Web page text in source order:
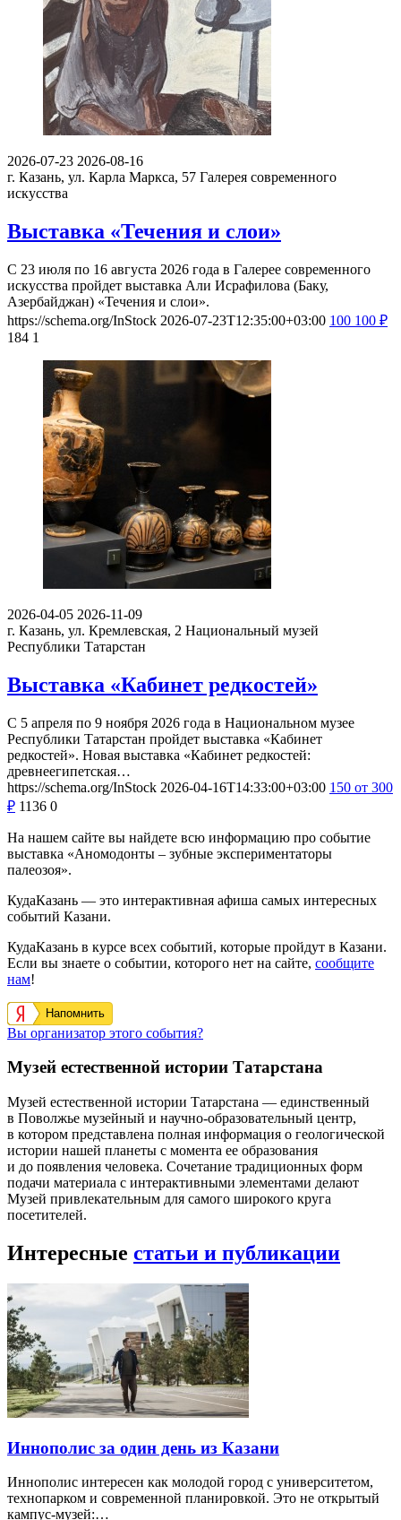
2026-07-23 2026-08-16
г. Казань, ул. Карла Маркса, 57 Галерея современного
искусства
Выставка «Течения и слои»
С 23 июля по 16 августа 2026 года в Галерее современного
искусства пройдет выставка Али Исрафилова (Баку,
Азербайджан) «Течения и слои».
https://schema.org/InStock 2026-07-23T12:35:00+03:00 100 100 ₽
184 1
2026-04-05 2026-11-09
г. Казань, ул. Кремлевская, 2 Национальный музей
Республики Татарстан
Выставка «Кабинет редкостей»
С 5 апреля по 9 ноября 2026 года в Национальном музее
Республики Татарстан пройдет выставка «Кабинет
редкостей». Новая выставка «Кабинет редкостей:
древнеегипетская…
https://schema.org/InStock 2026-04-16T14:33:00+03:00 150 от 300
₽ 1136 0
На нашем сайте вы найдете всю информацию про событие
выставка «Аномодонты – зубные экспериментаторы
палеозоя».
КудаКазань — это интерактивная афиша самых интересных
событий Казани.
КудаКазань в курсе всех событий, которые пройдут в Казани.
Если вы знаете о событии, которого нет на сайте, сообщите
нам!
Напомнить
Вы организатор этого события?
Музей естественной истории Татарстана
Музей естественной истории Татарстана — единственный
в Поволжье музейный и научно-образовательный центр,
в котором представлена полная информация о геологической
истории нашей планеты с момента ее образования
и до появления человека. Сочетание традиционных форм
подачи материала с интерактивными элементами делают
Музей привлекательным для самого широкого круга
посетителей.
Интересные статьи и публикации
Иннополис за один день из Казани
Иннополис интересен как молодой город с университетом,
технопарком и современной планировкой. Это не открытый
кампус-музей:…